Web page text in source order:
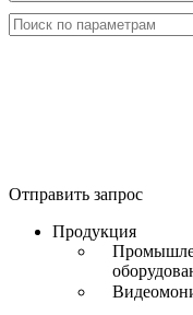
Отправить запрос
Продукция